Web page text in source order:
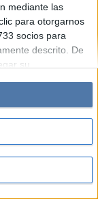
mediante las
para otorgarnos
socios para
descrito. De
su
sus datos
pero usted
Sus
cualquier